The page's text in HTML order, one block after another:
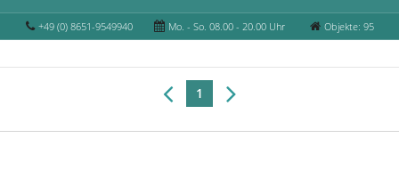
+49 (0) 8651-9549940 Mo. - So. 08.00 - 20.00 Uhr Objekte: 95
1